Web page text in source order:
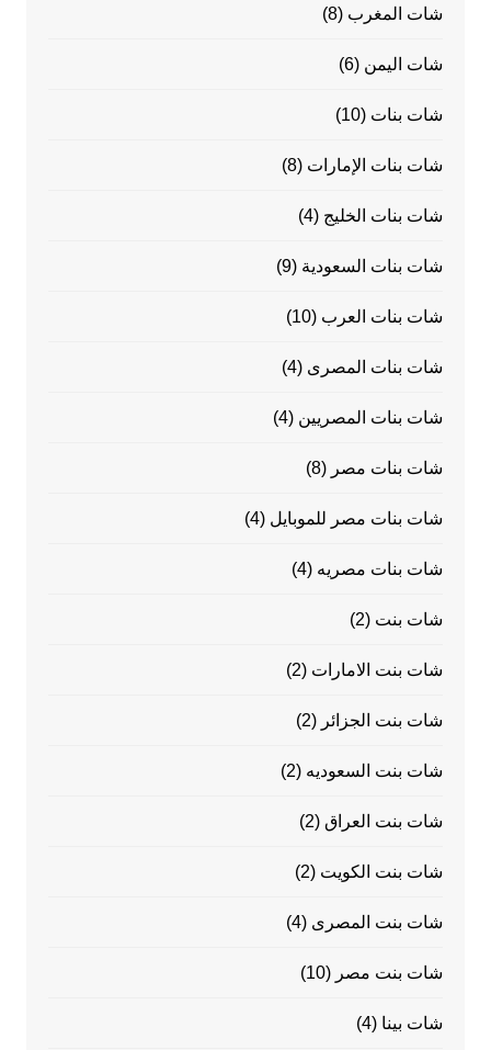
شات المغرب (8)
شات اليمن (6)
شات بنات (10)
شات بنات الإمارات (8)
شات بنات الخليج (4)
شات بنات السعودية (9)
شات بنات العرب (10)
شات بنات المصرى (4)
شات بنات المصريين (4)
شات بنات مصر (8)
شات بنات مصر للموبايل (4)
شات بنات مصريه (4)
شات بنت (2)
شات بنت الامارات (2)
شات بنت الجزائر (2)
شات بنت السعوديه (2)
شات بنت العراق (2)
شات بنت الكويت (2)
شات بنت المصرى (4)
شات بنت مصر (10)
شات بينا (4)